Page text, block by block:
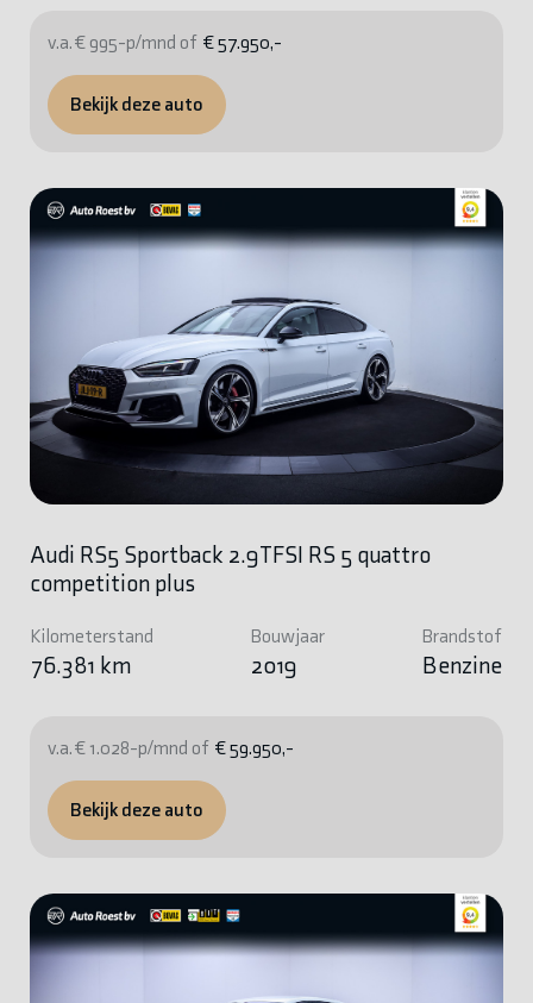
v.a. € 995-p/mnd of € 57.950,-
Bekijk deze auto
Audi RS5 Sportback 2.9TFSI RS 5 quattro
competition plus
Kilometerstand
76.381 km
Bouwjaar
2019
Brandstof
Benzine
v.a. € 1.028-p/mnd of € 59.950,-
Bekijk deze auto